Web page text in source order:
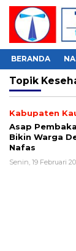
BERANDA
Topik
Kabupaten
Asap
Bikin Warga
Nafas
Senin, 19 Februari